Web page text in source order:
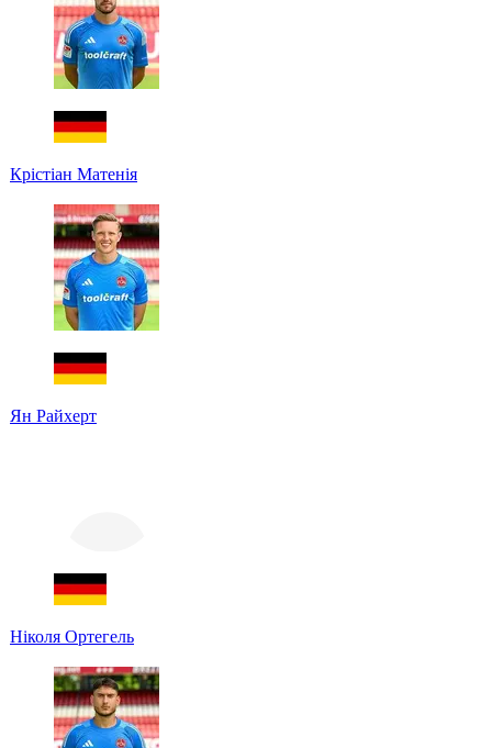
Крістіан Матенія
Ян Райхерт
Ніколя Ортегель